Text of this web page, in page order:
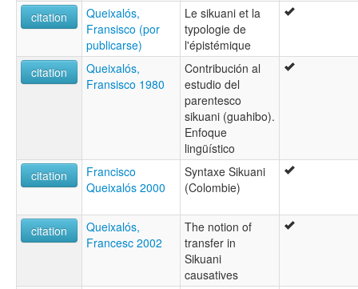
citation
Queixalós,
Fransisco (por
publicarse)
Le sikuani et la
typologie de
l'épistémique
citation
Queixalós,
Fransisco 1980
Contribución al
estudio del
parentesco
sikuani (guahibo).
Enfoque
lingüístico
citation
Francisco
Queixalós 2000
Syntaxe Sikuani
(Colombie)
citation
Queixalós,
Francesc 2002
The notion of
transfer in
Sikuani
causatives